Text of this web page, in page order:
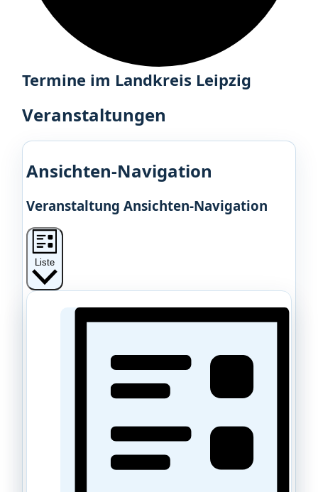
Veranstaltungen
Ansichten-Navigation
Veranstaltung Ansichten-Navigation
Liste